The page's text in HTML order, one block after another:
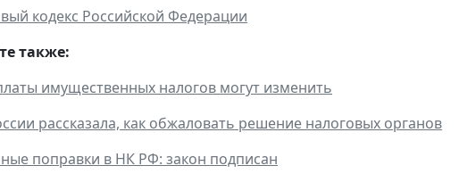
кодекс Российской Федерации
также:
имущественных налогов могут изменить
рассказала, как обжаловать решение налоговых органов
поправки в НК РФ: закон подписан